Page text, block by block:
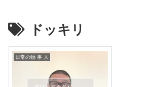
ドッキリ
日常の物 事 人